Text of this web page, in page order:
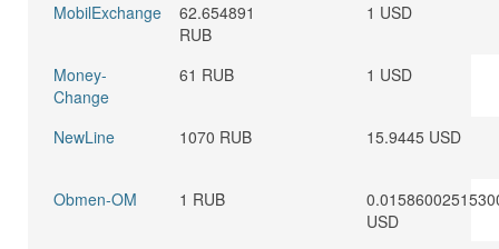
MobilExchange
62.654891
RUB
1 USD
Money-
Change
61 RUB 1 USD
NewLine 1070 RUB 15.9445 USD
Obmen-OM 1 RUB
USD